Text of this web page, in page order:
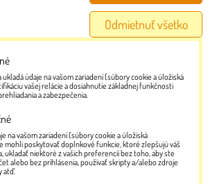
Odmietnuť všetko
ukladá údaje na vašom zariadení (súbory cookie a úložiská
vašej relácie a dosiahnutie základnej funkčnosti
a zabezpečenia.
na vašom zariadení (súbory cookie a úložiská
mohli poskytovať doplnkové funkcie, ktoré zlepšujú váš
ukladať niektoré z vašich preferencií bez toho, aby ste
alebo bez prihlásenia, používať skripty a/alebo zdroje
atď.